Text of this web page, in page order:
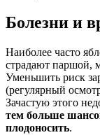
Болезни и
Наиболее часто
страдают паршой,
Уменьшить риск
(регулярный
Зачастую этого
тем больше
плодоносить.